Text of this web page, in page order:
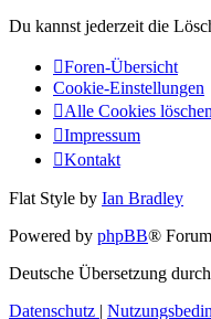
Du kannst jederzeit die
Foren-Übersicht
Cookie-Einstellungen
Alle Cookies löschen
Impressum
Kontakt
Flat Style by Ian Bradley
Powered by phpBB®
Deutsche Übersetzung durch
Datenschutz |